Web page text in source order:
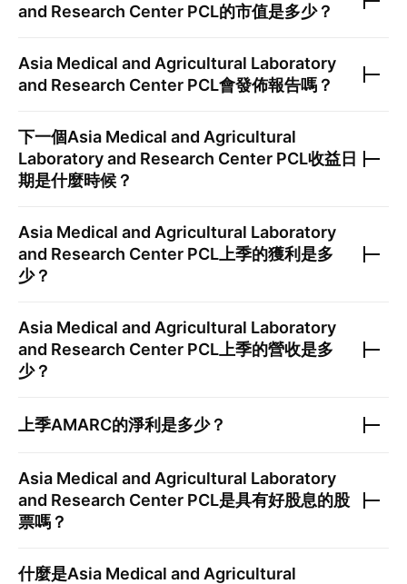
and Research Center PCL的市值是多少？
Asia Medical and Agricultural Laboratory
and Research Center PCL會發佈報告嗎？
下一個Asia Medical and Agricultural
Laboratory and Research Center PCL收益日
期是什麼時候？
Asia Medical and Agricultural Laboratory
and Research Center PCL 上季的獲利是多
少？
Asia Medical and Agricultural Laboratory
and Research Center PCL 上季的營收是多
少？
上季AMARC的淨利是多少？
Asia Medical and Agricultural Laboratory
and Research Center PCL是具有好股息的股
票嗎？
什麼是Asia Medical and Agricultural